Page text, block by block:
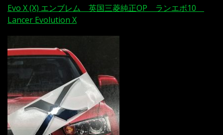
Evo X (X) エンブレム 英国三菱純正OP ランエボ10
Lancer Evolution X